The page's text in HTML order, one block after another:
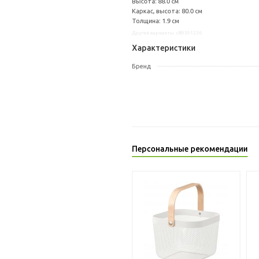
Каркас, высота: 80.0 см
Толщина: 1.9 см
Характеристики
Бренд
Персональные рекомендации